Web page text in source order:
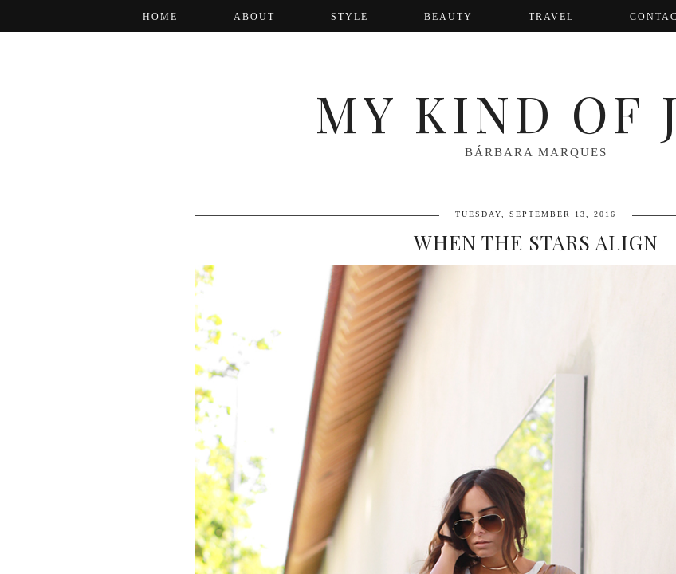
HOME ABOUT STYLE BEAUTY TRAVEL
MY KIND OF
BÁRBARA MARQUES
TUESDAY, SEPTEMBER 13, 2016
WHEN THE STARS ALIGN